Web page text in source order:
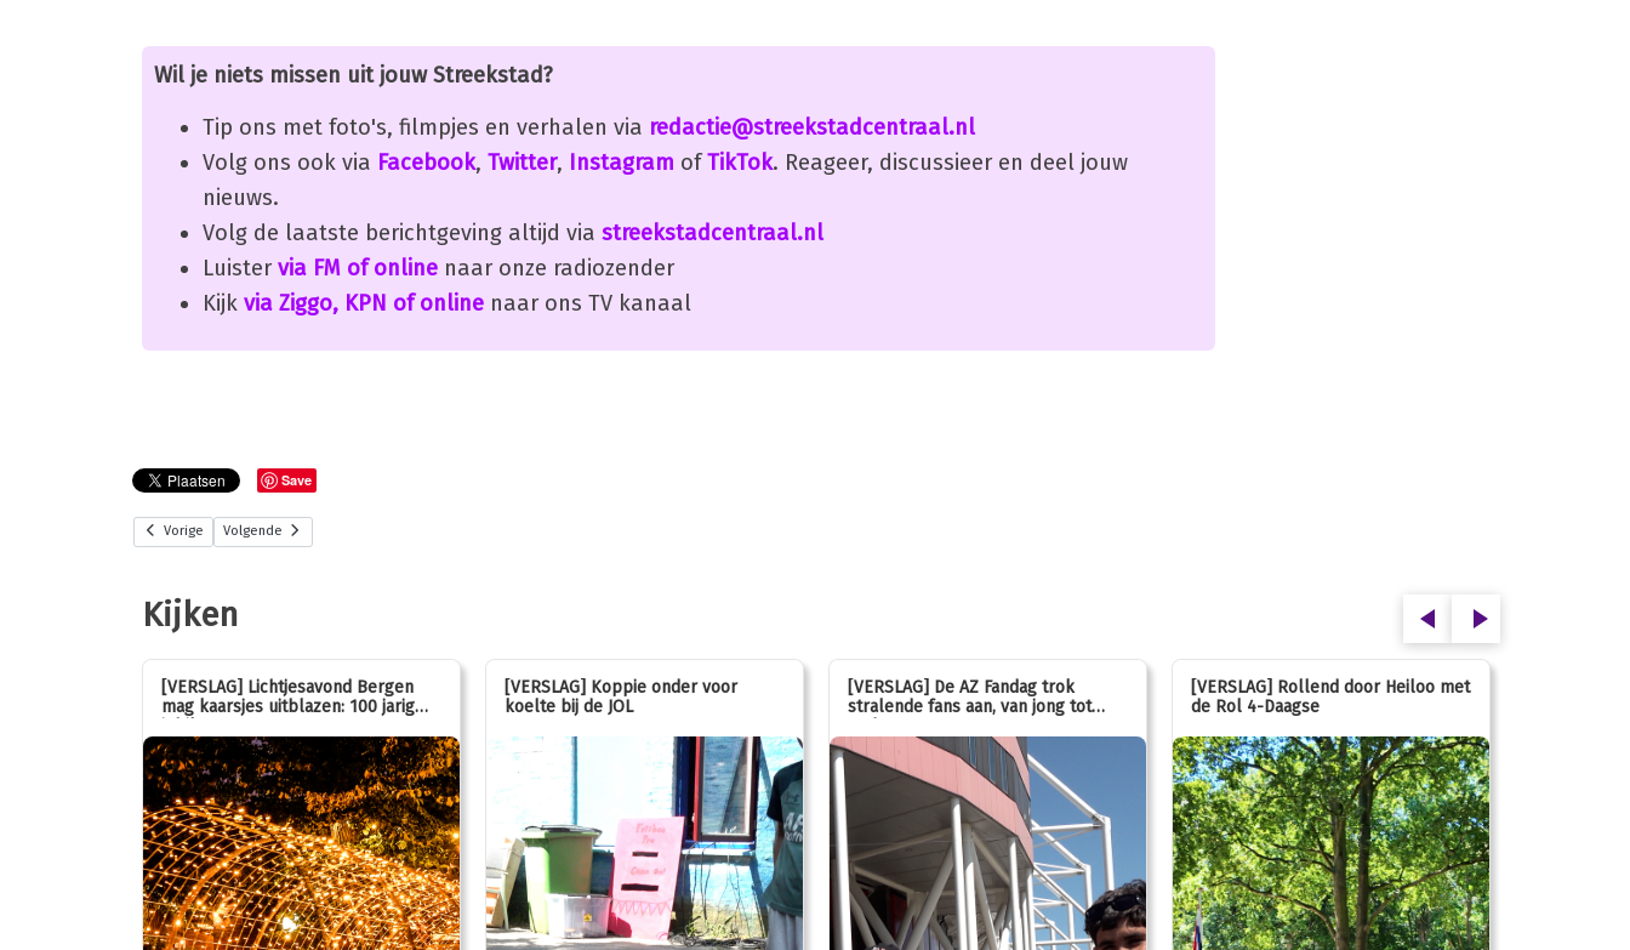
Wil je niets missen uit jouw Streekstad?
Tip ons met foto's, filmpjes en verhalen via redactie@streekstadcentraal.nl
Volg ons ook via Facebook, Twitter, Instagram ofTikTok. Reageer, discussieer en deel jouw
nieuws.
Volg de laatste berichtgeving altijd via streekstadcentraal.nl
Luister via FM of online naar onze radiozender
Kijk via Ziggo, KPN of online naar ons TV kanaal
Save
Vorige Volgende
Kijken
[VERSLAG] Lichtjesavond Bergen
mag kaarsjes uitblazen: 100 jarig
[VERSLAG] Koppie onder voor
koelte bij de JOL
[VERSLAG] De AZ Fandag trok
stralende fans aan, van jong tot
[VERSLAG] Rollend door Heiloo met
de Rol 4-Daagse